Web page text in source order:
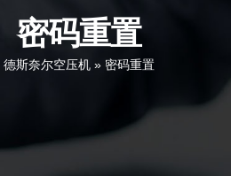
密码重置
德斯奈尔空压机 » 密码重置